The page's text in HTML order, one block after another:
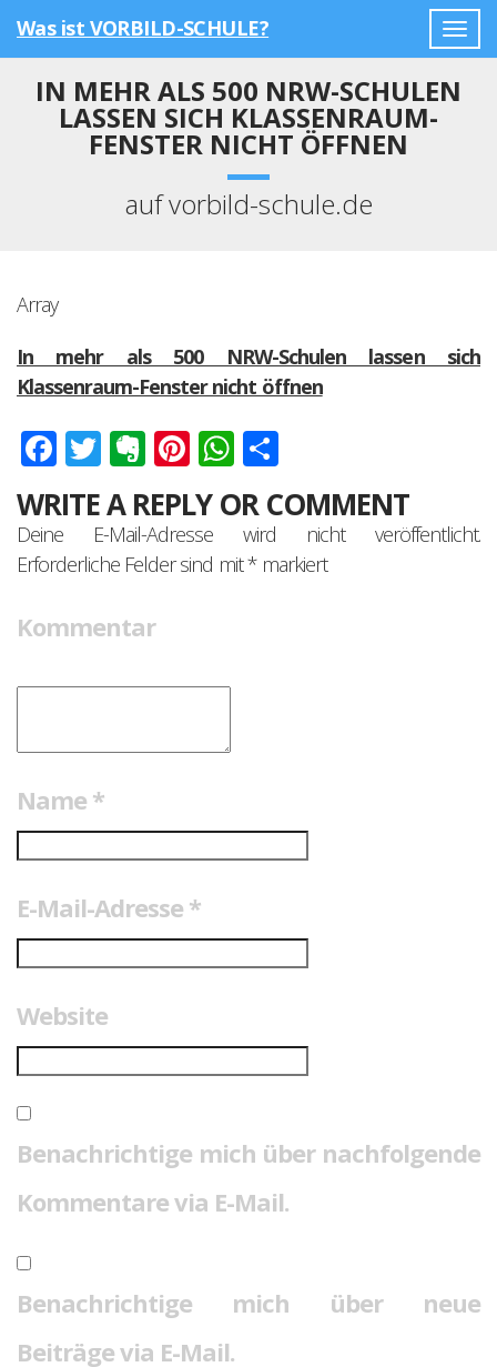
Was ist VORBILD-SCHULE?
IN MEHR ALS 500 NRW-SCHULEN
LASSEN SICH KLASSENRAUM-
FENSTER NICHT ÖFFNEN
auf vorbild-schule.de
Array
In mehr als 500 NRW-Schulen lassen sich
Klassenraum-Fenster nicht öffnen
Facebook
Twitter
Evernote
Pinterest
WhatsApp
WRITE A REPLY OR COMMENT
Deine E-Mail-Adresse wird nicht veröffentlicht.
Erforderliche Felder sind mit*markiert
Kommentar
Name *
E-Mail-Adresse *
Website
Benachrichtige mich über nachfolgende
Kommentare via E-Mail.
Benachrichtige mich über neue
Beiträge via E-Mail.